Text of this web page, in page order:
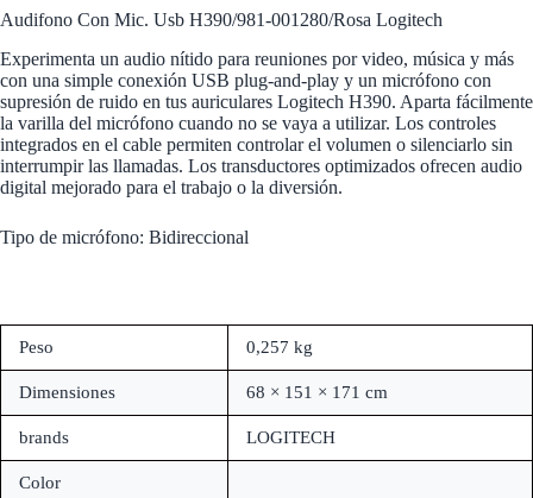
Audifono Con Mic. Usb H390/981-001280/Rosa Logitech
Experimenta un audio nítido para reuniones por video, música y más
con una simple conexión USB plug-and-play y un micrófono con
supresión de ruido en tus auriculares Logitech H390. Aparta fácilmente
la varilla del micrófono cuando no se vaya a utilizar. Los controles
integrados en el cable permiten controlar el volumen o silenciarlo sin
interrumpir las llamadas. Los transductores optimizados ofrecen audio
digital mejorado para el trabajo o la diversión.
Tipo de micrófono: Bidireccional
Peso 0,257 kg
Dimensiones 68 × 151 × 171 cm
brands LOGITECH
Color